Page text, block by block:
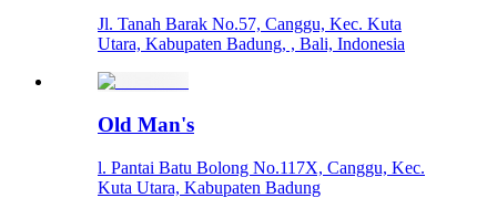
Jl. Tanah Barak No.57, Canggu, Kec. Kuta
Utara, Kabupaten Badung, , Bali, Indonesia
Old Man's
l. Pantai Batu Bolong No.117X, Canggu, Kec.
Kuta Utara, Kabupaten Badung